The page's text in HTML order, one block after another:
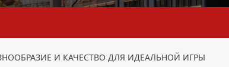
И КАЧЕСТВО ДЛЯ ИДЕАЛЬНОЙ ИГРЫ